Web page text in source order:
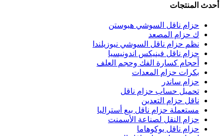
أحدث المنتجات
حزام ناقل السوشي هيوستن
ك حزام المصعد
نظم حزام ناقل السوشي نيوزيلندا
حزام ناقل فينيكس اندونيسيا
أحجام كسارة الفك وحجم العلف
بكرات حزام المعدات
حزام ساندر
تحميل حساب حزام ناقل
ناقل حزام التعدين
مستعملة حزام ناقل بيع أستراليا
حزام النقل لصناعة الأسمنت
حزام ناقل يوكوهاما